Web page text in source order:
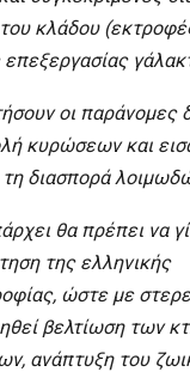
κλάδου
οι παράνομες
κυρώσεων και
τη διασπορά
θα πρέπει να
της ελληνικής
ώστε με
βελτίωση των
ανάπτυξη του